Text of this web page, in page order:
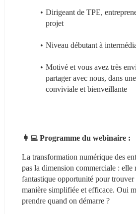
Dirigeant de TPE,
projet
Niveau débutant à
Motivé et vous avez très
partager avec nous, dans
conviviale et bienveillante
👩‍💻 Programme du webinaire :
La transformation numérique des
pas la dimension commerciale : elle
fantastique opportunité pour trouver
manière simplifiée et efficace. Oui
prendre quand on démarre ?